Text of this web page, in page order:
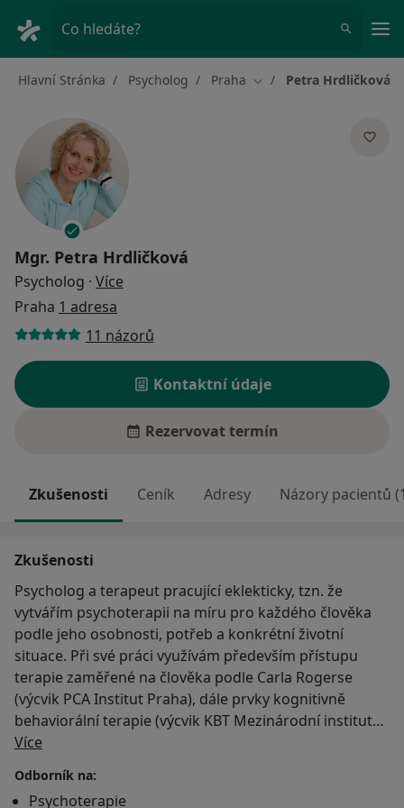
Co hledáte?
Hlavní Stránka Psycholog Praha Změna města
Petra Hrdličková
Mgr. Petra Hrdličková
Psycholog · Více
Praha 1 adresa
11 názorů
Kontaktní údaje
Rezervovat termín
Zkušenosti Ceník Adresy Názory pacientů
Zkušenosti
Psycholog a terapeut pracující eklekticky, tzn. že
vytvářím psychoterapii na míru pro každého člověka
podle jeho osobnosti, potřeb a konkrétní životní
situace. Při své práci využívám především přístupu
terapie zaměřené na člověka podle Carla Rogerse
(výcvik PCA Institut Praha), dále prvky kognitivně
behaviorální terapie (výcvik KBT Mezinárodní institut
Odyssea), motivačních rozhovorů, mindfulness apod.
Absolvovala jsem jednooborovou psychologii na
Univerzitě Palackého v Olomouci, Pražskou
Více
Odborník na:
Psychoterapie